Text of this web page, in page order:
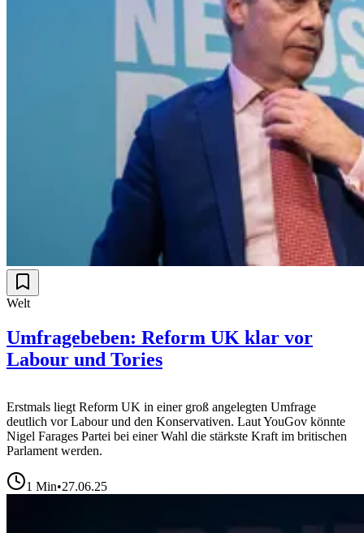
Welt
Umfragebeben: Reform UK klar vor
Labour und Tories
Erstmals liegt Reform UK in einer groß angelegten Umfrage
deutlich vor Labour und den Konservativen. Laut YouGov könnte
Nigel Farages Partei bei einer Wahl die stärkste Kraft im britischen
Parlament werden.
1 Min•27.06.25